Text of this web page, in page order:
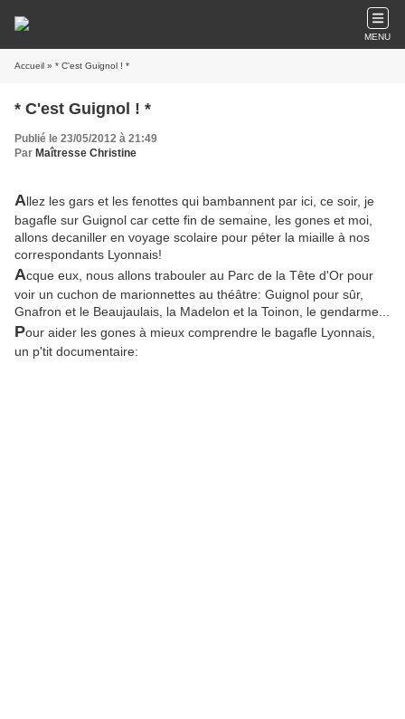
MENU
Accueil » * C'est Guignol ! *
* C'est Guignol ! *
Publié le 23/05/2012 à 21:49
Par Maîtresse Christine
Allez les gars et les fenottes qui bambannent par ici, ce soir, je
bagafle sur Guignol car cette fin de semaine, les gones et moi,
allons decaniller en voyage scolaire pour péter la miaille à nos
correspondants Lyonnais!
Acque eux, nous allons trabouler au Parc de la Tête d'Or pour
voir un cuchon de marionnettes au théâtre: Guignol pour sûr,
Gnafron et le Beaujaulais, la Madelon et la Toinon, le gendarme...
Pour aider les gones à mieux comprendre le bagafle Lyonnais,
un p'tit documentaire: